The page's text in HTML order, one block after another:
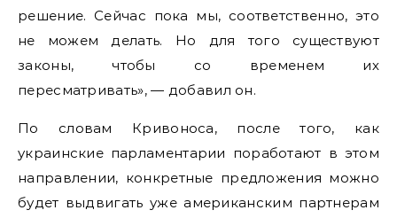
решение. Сейчас пока мы, соответственно, это
не можем делать. Но для того существуют
законы, чтобы со временем их
пересматривать», — добавил он.
По словам Кривоноса, после того, как
украинские парламентарии поработают в этом
направлении, конкретные предложения можно
будет выдвигать уже американским партнерам